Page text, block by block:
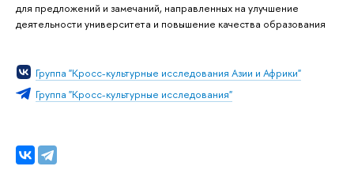
для предложений и замечаний, направленных на улучшение
деятельности университета и повышение качества образования
Группа "Кросс-культурные исследования Азии и Африки"
Группа "Кросс-культурные исследования"